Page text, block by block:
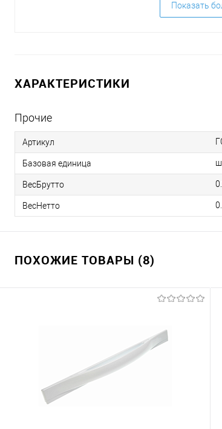
Показать
ХАРАКТЕРИСТИКИ
Прочие
Артикул
Базовая единица
ВесБрутто
ВесНетто
ПОХОЖИЕ ТОВАРЫ (8)